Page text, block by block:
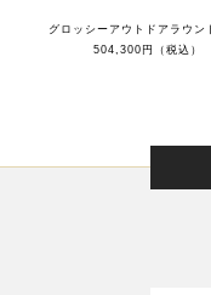
504,300円（税込）